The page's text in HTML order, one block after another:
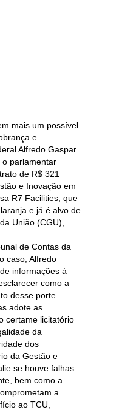
mais um possível
e
Alfredo Gaspar
o parlamentar
de R$ 321
e Inovação em
R7 Facilities, que
e já é alvo de
União (CGU),
de Contas da
caso, Alfredo
informações à
como a
desse porte.
adote as
certame licitatório
da
dos
da Gestão e
se houve falhas
bem como a
a
ao TCU,